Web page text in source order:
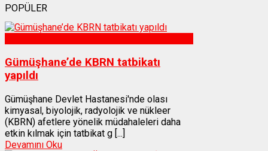
POPÜLER
Gümüşhane’de KBRN tatbikatı
yapıldı
Gümüşhane Devlet Hastanesi'nde olası
kimyasal, biyolojik, radyolojik ve nükleer
(KBRN) afetlere yönelik müdahaleleri daha
etkin kılmak için tatbikat g [...]
Devamını Oku